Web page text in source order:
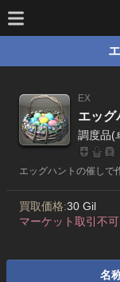
EX
エッグ
調度品(
エッグハントの催しで
買取価格:30 Gil
マーケット取引不可
名